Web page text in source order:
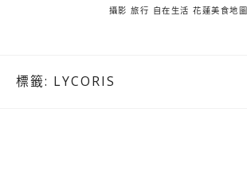
攝影 旅行 自在生活 花蓮美食地圖
標籤: LYCORIS